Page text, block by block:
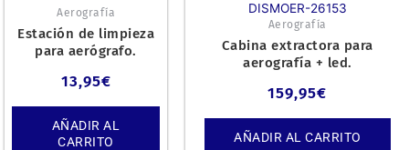
Aerografía
Estación de limpieza
para aerógrafo.
13,95€
AÑADIR AL
CARRITO
DISMOER-26153
Aerografía
Cabina extractora para
aerografía + led.
159,95€
AÑADIR AL CARRITO